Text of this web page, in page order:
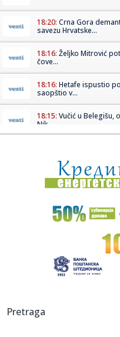
18:20: Crna Gora
savezu Hrvatske...
18:16: Željko Mitrović
čove...
18:16: Hetafe ispustio
saopštio v...
18:15: Vučić u Belegišu,
Nik...
18:10:Vučić fijakerom
Sv...
18:09:Udes na putu
"Vembanjama je
18:05:OTKRIVEN
postane deo v...
Pretraga